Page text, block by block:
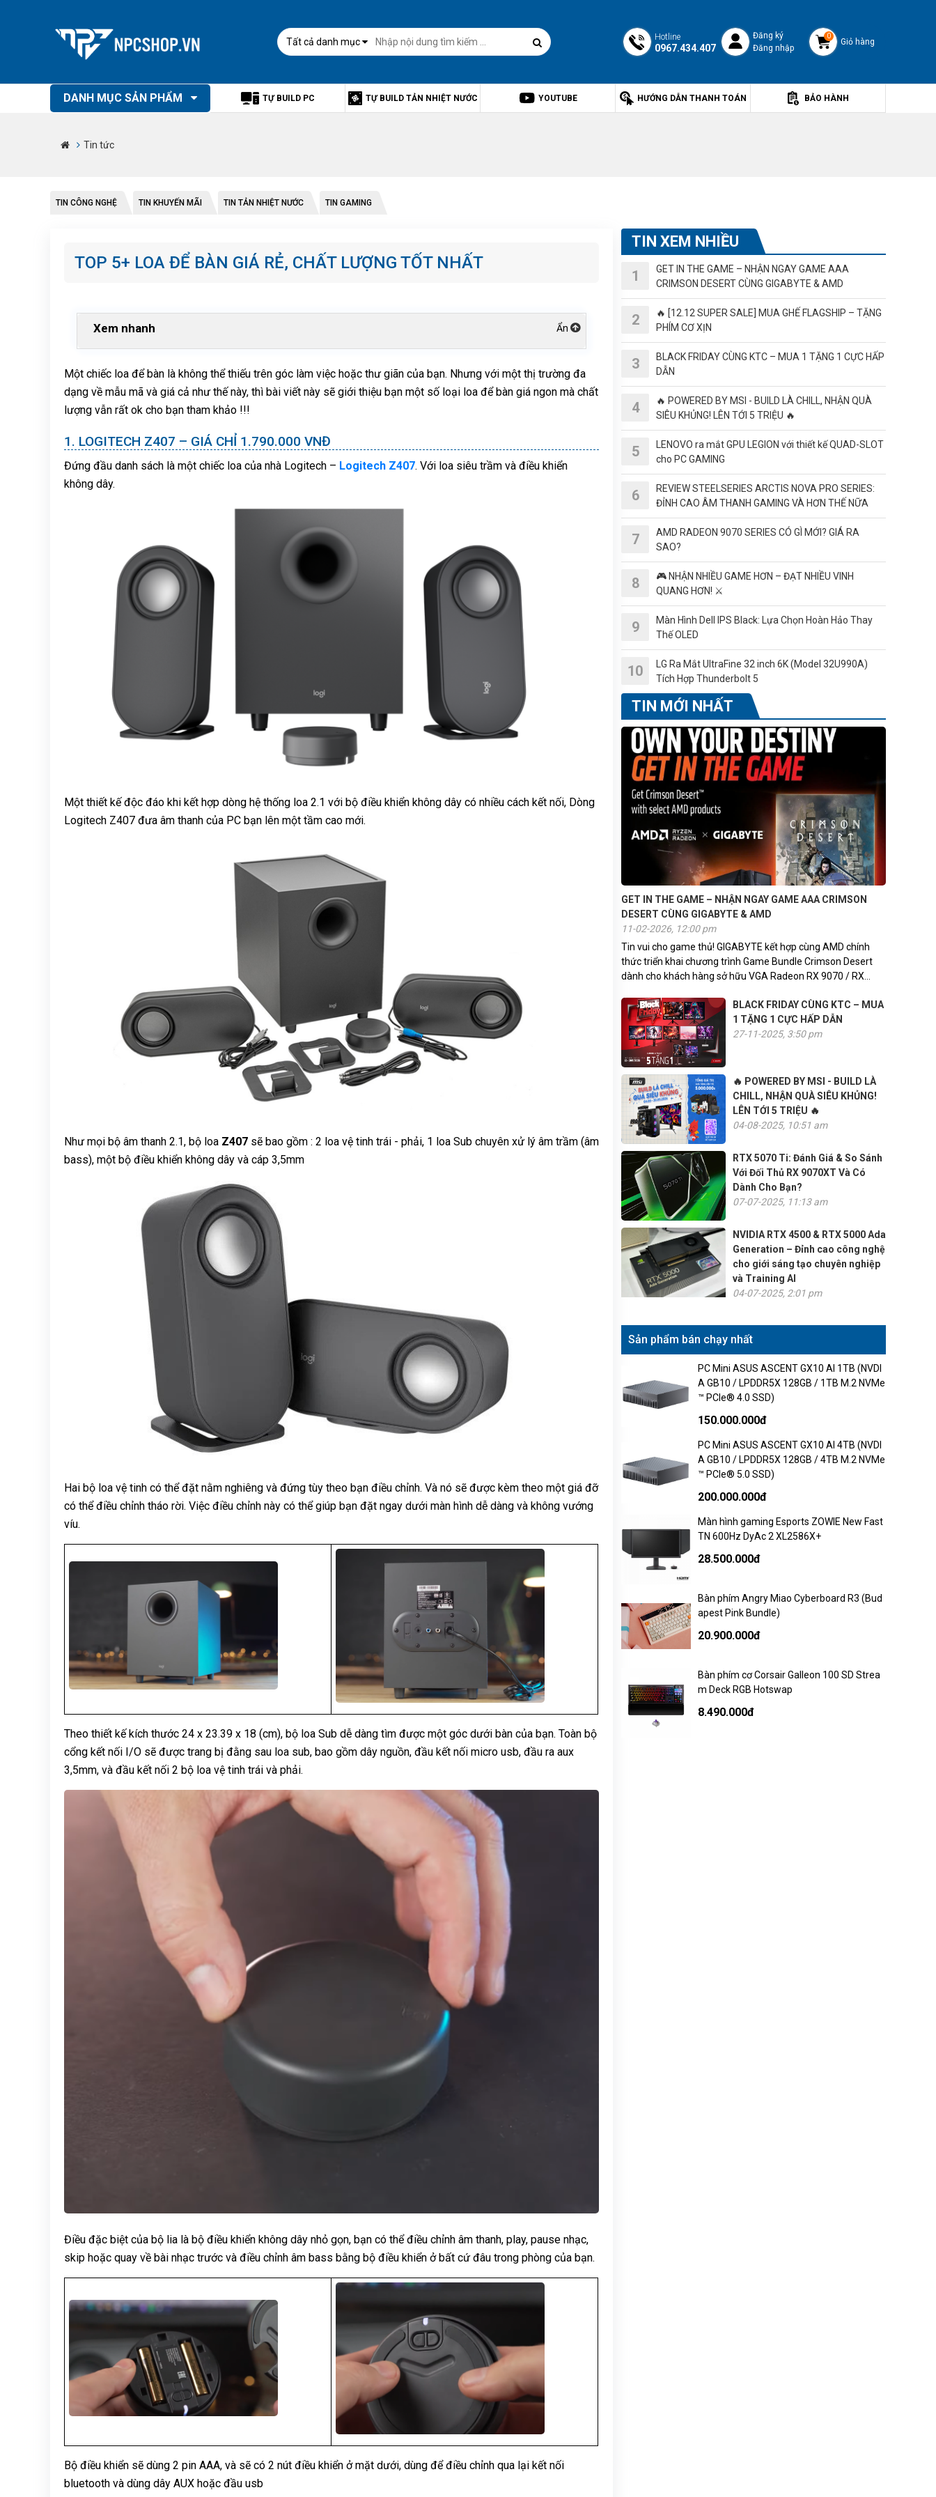
Tất cả danh mục Hotline
0967.434.407
Đăng ký
Đăng nhập
0
Giỏ hàng
DANH MỤC SẢN PHẨM TỰ BUILD PC TỰ BUILD TẢN NHIỆT NƯỚC YOUTUBE HƯỚNG DẪN THANH TOÁN BẢO HÀNH
Tin tức
TIN CÔNG NGHỆ TIN KHUYẾN MÃI TIN TẢN NHIỆT NƯỚC TIN GAMING
TOP 5+ LOA ĐỂ BÀN GIÁ RẺ, CHẤT LƯỢNG TỐT NHẤT
Xem nhanh
Một chiếc loa để bàn là không thể thiếu trên góc làm việc hoặc thư giãn của bạn. Nhưng với một thị trường đa
dạng về mẫu mã và giá cả như thế này, thì bài viết này sẽ giới thiệu bạn một số loại loa để bàn giá ngon mà chất
lượng vẫn rất ok cho bạn tham khảo !!!
LOGITECH Z407 – GIÁ CHỈ 1.790.000 VNĐ
Đứng đầu danh sách là một chiếc loa của nhà Logitech – Logitech Z407. Với loa siêu trầm và điều khiển
không dây.
Một thiết kế độc đáo khi kết hợp dòng hệ thống loa 2.1 với bộ điều khiển không dây có nhiều cách kết nối, Dòng
Logitech Z407 đưa âm thanh của PC bạn lên một tầm cao mới.
Như mọi bộ âm thanh 2.1, bộ loa Z407 sẽ bao gồm : 2 loa vệ tinh trái - phải, 1 loa Sub chuyên xử lý âm trầm (âm
bass), một bộ điều khiển không dây và cáp 3,5mm
Hai bộ loa vệ tinh có thể đặt nằm nghiêng và đứng tùy theo bạn điều chỉnh. Và nó sẽ được kèm theo một giá đỡ
có thể điều chỉnh tháo rời. Việc điều chỉnh này có thể giúp bạn đặt ngay dưới màn hình dễ dàng và không vướng
víu.
Theo thiết kế kích thước 24 x 23.39 x 18 (cm), bộ loa Sub dễ dàng tìm được một góc dưới bàn của bạn. Toàn bộ
cổng kết nối I/O sẽ được trang bị đằng sau loa sub, bao gồm dây nguồn, đầu kết nối micro usb, đầu ra aux
3,5mm, và đầu kết nối 2 bộ loa vệ tinh trái và phải.
Điều đặc biệt của bộ lia là bộ điều khiển không dây nhỏ gọn, bạn có thể điều chỉnh âm thanh, play, pause nhạc,
skip hoặc quay về bài nhạc trước và điều chỉnh âm bass bằng bộ điều khiển ở bất cứ đâu trong phòng của bạn.
Bộ điều khiển sẽ dùng 2 pin AAA, và sẽ có 2 nút điều khiển ở mặt dưới, dùng để điều chỉnh qua lại kết nối
bluetooth và dùng dây AUX hoặc đầu usb
TIN XEM NHIỀU
GET IN THE GAME – NHẬN NGAY GAME AAA
CRIMSON DESERT CÙNG GIGABYTE & AMD
🔥 [12.12 SUPER SALE] MUA GHẾ FLAGSHIP – TẶNG
PHÍM CƠ XỊN
BLACK FRIDAY CÙNG KTC – MUA 1 TẶNG 1 CỰC HẤP
DẪN
🔥 POWERED BY MSI - BUILD LÀ CHILL, NHẬN QUÀ
SIÊU KHỦNG! LÊN TỚI 5 TRIỆU 🔥
LENOVO ra mắt GPU LEGION với thiết kế QUAD-SLOT
cho PC GAMING
REVIEW STEELSERIES ARCTIS NOVA PRO SERIES:
ĐỈNH CAO ÂM THANH GAMING VÀ HƠN THẾ NỮA
AMD RADEON 9070 SERIES CÓ GÌ MỚI? GIÁ RA
SAO?
🎮 NHẬN NHIỀU GAME HƠN – ĐẠT NHIỀU VINH
QUANG HƠN! ⚔️
Màn Hình Dell IPS Black: Lựa Chọn Hoàn Hảo Thay
Thế OLED
LG Ra Mắt UltraFine 32 inch 6K (Model 32U990A)
Tích Hợp Thunderbolt 5
TIN MỚI NHẤT
GET IN THE GAME – NHẬN NGAY GAME AAA CRIMSON
DESERT CÙNG GIGABYTE & AMD
11-02-2026, 12:00 pm
Tin vui cho game thủ! GIGABYTE kết hợp cùng AMD chính
thức triển khai chương trình Game Bundle Crimson Desert
dành cho khách hàng sở hữu VGA Radeon RX 9070 / RX
BLACK FRIDAY CÙNG KTC – MUA
1 TẶNG 1 CỰC HẤP DẪN
27-11-2025, 3:50 pm
🔥 POWERED BY MSI - BUILD LÀ
CHILL, NHẬN QUÀ SIÊU KHỦNG!
LÊN TỚI 5 TRIỆU 🔥
04-08-2025, 10:51 am
RTX 5070 Ti: Đánh Giá & So Sánh
Với Đối Thủ RX 9070XT Và Có
Dành Cho Bạn?
07-07-2025, 11:13 am
NVIDIA RTX 4500 & RTX 5000 Ada
Generation – Đỉnh cao công nghệ
cho giới sáng tạo chuyên nghiệp
và Training AI
04-07-2025, 2:01 pm
Sản phẩm bán chạy nhất
PC Mini ASUS ASCENT GX10 AI 1TB (NVDI
A GB10 / LPDDR5X 128GB / 1TB M.2 NVMe
™ PCIe® 4.0 SSD)
150.000.000đ
PC Mini ASUS ASCENT GX10 AI 4TB (NVDI
A GB10 / LPDDR5X 128GB / 4TB M.2 NVMe
™ PCIe® 5.0 SSD)
200.000.000đ
Màn hình gaming Esports ZOWIE New Fast
TN 600Hz DyAc 2 XL2586X+
28.500.000đ
Bàn phím Angry Miao Cyberboard R3 (Bud
apest Pink Bundle)
20.900.000đ
Bàn phím cơ Corsair Galleon 100 SD Strea
m Deck RGB Hotswap
8.490.000đ